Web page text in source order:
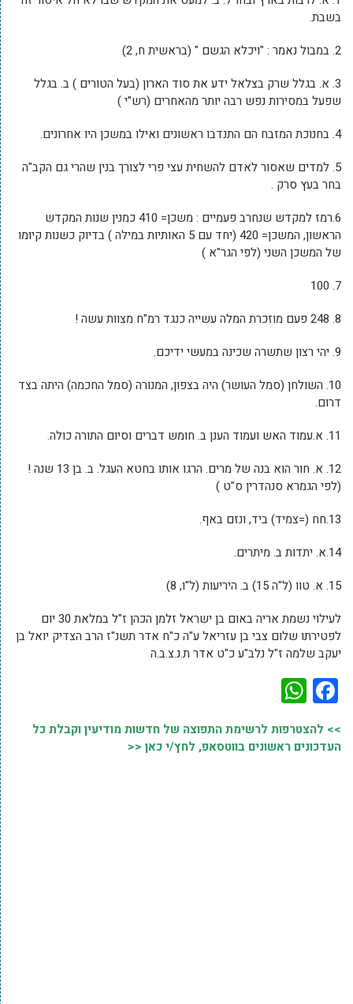
בשבת.
2. במבול נאמר : "ויכלא הגשם " (בראשית ח, 2)
3. א. בגלל שרק בצלאל ידע את סוד הארון (בעל הטורים ) ב. בגלל
שפעל במסירות נפש רבה יותר מהאחרים (רש"י )
4. בחנוכת המזבח הם התנדבו ראשונים ואילו במשכן היו אחרונים.
5. למדים שאסור לאדם להשחית עצי פרי לצורך בנין שהרי גם הקב"ה
בחר בעץ סרק .
6.רמז למקדש שנחרב פעמיים : משכן= 410 כמנין שנות המקדש
הראשון, המשכן= 420 (יחד עם 5 האותיות במילה ) בדיוק כשנות קיומו
של המשכן השני (לפי הגר"א )
7. 100
8. 248 פעם מוזכרת המלה עשייה כנגד רמ"ח מצוות עשה !
9. יהי רצון שתשרה שכינה במעשי ידיכם.
10. השולחן (סמל העושר) היה בצפון, המנורה (סמל החכמה) היתה בצד
דרום.
11. א.עמוד האש ועמוד הענן ב. חומש דברים וסיום התורה כולה.
12. א. חור הוא בנה של מרים. הרגו אותו בחטא העגל. ב. בן 13 שנה !
(לפי הגמרא סנהדרין ס"ט )
13.חח (=צמיד) ביד, ונזם באף.
14.א. יתדות ב. מיתרים.
15. א. טוו (ל"ה 15) ב. היריעות (ל"ו, 8)
לעילוי נשמת אריה באום בן ישראל זלמן הכהן ז"ל במלאת 30 יום
לפטירתו שלום צבי בן עזריאל ע"ה כ"ח אדר תשנ"ז הרב הצדיק יואל בן
יעקב שלמה ז"ל נלב"ע כ"ט אדר ת.נ.צ.ב.ה
Facebook
>> להצטרפות לרשימת התפוצה של חדשות מודיעין וקבלת כל
העדכונים ראשונים בווטסאפ, לחץ/י כאן <<